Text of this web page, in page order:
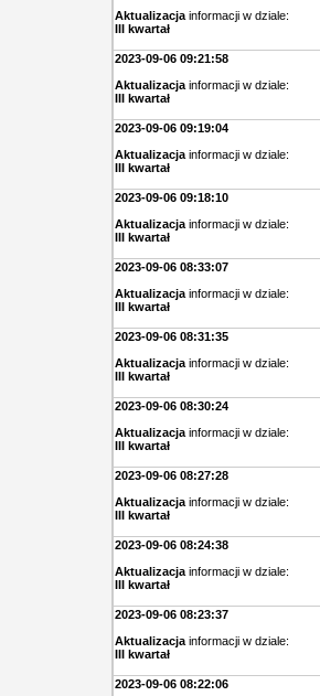
Aktualizacja informacji w dziale:
III kwartał
2023-09-06 09:21:58
Aktualizacja informacji w dziale:
III kwartał
2023-09-06 09:19:04
Aktualizacja informacji w dziale:
III kwartał
2023-09-06 09:18:10
Aktualizacja informacji w dziale:
III kwartał
2023-09-06 08:33:07
Aktualizacja informacji w dziale:
III kwartał
2023-09-06 08:31:35
Aktualizacja informacji w dziale:
III kwartał
2023-09-06 08:30:24
Aktualizacja informacji w dziale:
III kwartał
2023-09-06 08:27:28
Aktualizacja informacji w dziale:
III kwartał
2023-09-06 08:24:38
Aktualizacja informacji w dziale:
III kwartał
2023-09-06 08:23:37
Aktualizacja informacji w dziale:
III kwartał
2023-09-06 08:22:06